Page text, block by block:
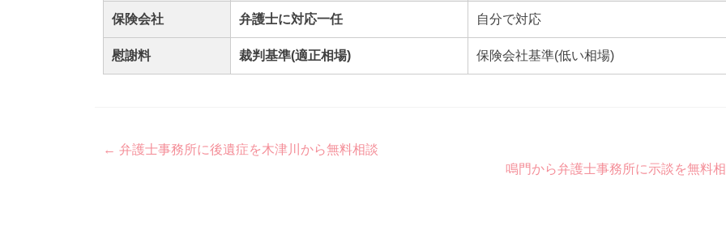
保険会社 弁護士に対応一任 自分で対応
慰謝料 裁判基準(適正相場) 保険会社基準(低い相場)
Post
← 弁護士事務所に後遺症を木津川から無料相談
鳴門から弁護士事務所に示談を無料